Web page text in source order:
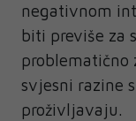
negativnom
biti previše za
problematično
svjesni razine
proživljavaju.